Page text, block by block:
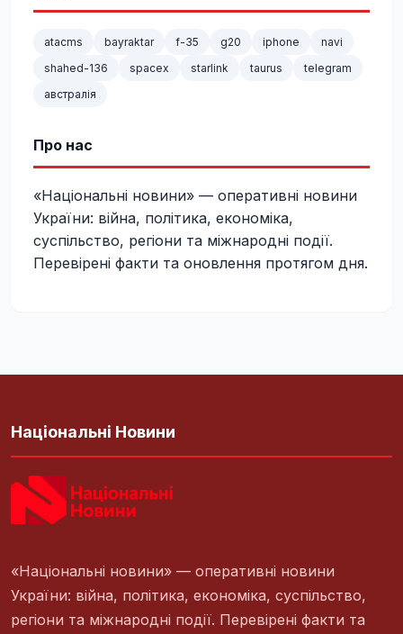
atacms bayraktar f-35 g20 iphone
navi
shahed-136
spacex starlink taurus
telegram
австралія
Про нас
«Національні новини» — оперативні новини
України: війна, політика, економіка,
суспільство, регіони та міжнародні події.
Перевірені факти та оновлення протягом дня.
Національні Новини
«Національні новини» — оперативні новини
України: війна, політика, економіка, суспільство,
регіони та міжнародні події. Перевірені факти та